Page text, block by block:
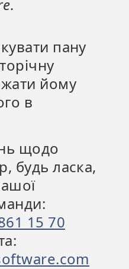
пану
йому
в
щодо
будь ласка,
15 70